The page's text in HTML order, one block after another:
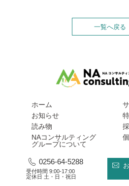
一覧へ戻る
ホーム
お知らせ
読み物
NAコンサルティング
グループについて
0256-64-5288
受付時間 9:00-17:00
定休日 土・日・祝日